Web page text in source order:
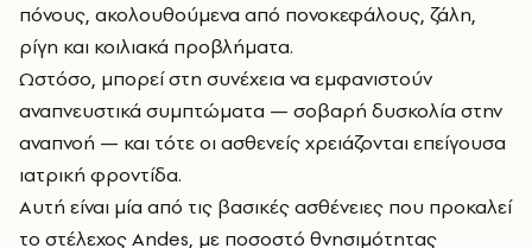
πόνους, ακολουθούμενα από πονοκεφάλους, ζάλη,
ρίγη και κοιλιακά προβλήματα.
Ωστόσο, μπορεί στη συνέχεια να εμφανιστούν
αναπνευστικά συμπτώματα — σοβαρή δυσκολία στην
αναπνοή — και τότε οι ασθενείς χρειάζονται επείγουσα
ιατρική φροντίδα.
Αυτή είναι μία από τις βασικές ασθένειες που προκαλεί
το στέλεχος Andes, με ποσοστό θνησιμότητας